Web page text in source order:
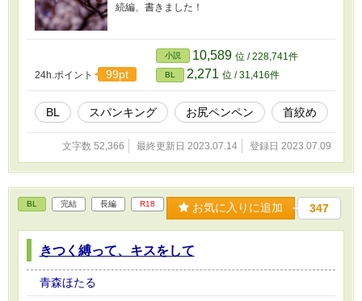
続編、書きました！
24h.ポイント 99pt
小説 10,589 位 / 228,741件
BL 2,271 位 / 31,416件
BL スパンキング お尻ペンペン 首絞め
文字数 52,366 最終更新日 2023.07.14 登録日 2023.07.09
BL 完結 長編 R18 お気に入りに追加 347
きつく縛って、キスをして
青森ほたる